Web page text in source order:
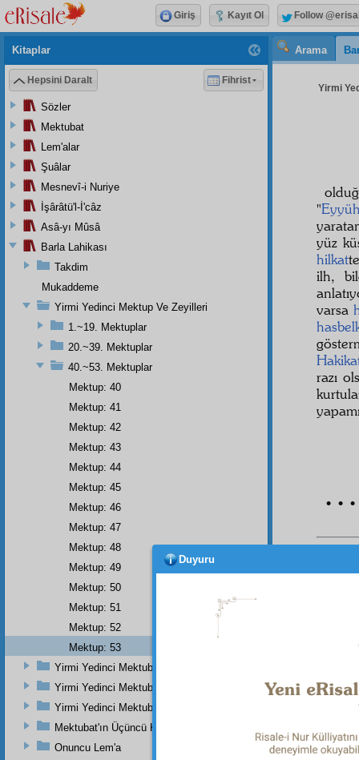
Arama
Yirmi
"
yüz
hilkat
ilh,
varsa
razı
• • •
Kitaplar
Hepsini Daralt Fihrist
Sözler
Mektubat
Lem'alar
Şuâlar
Mesnevî-i Nuriye
İşârâtü'l-İ'câz
Asâ-yı Mûsâ
Barla Lahikası
Takdim
Mukaddeme
Yirmi Yedinci Mektup Ve Zeyilleri
1.~19. Mektuplar
20.~39. Mektuplar
40.~53. Mektuplar
Mektup: 40
Mektup: 41
Mektup: 42
Mektup: 43
Mektup: 44
Mektup: 45
Mektup: 46
Mektup: 47
Mektup: 48
Mektup: 49
Mektup: 50
Mektup: 51
Mektup: 52
Mektup: 53
Yirmi Yedinci Mektubun İkinci Zeyl
Yirmi Yedinci Mektubun Üçüncü Zeyli
Yirmi Yedinci Mektubun Üçüncü Kısmı Ve Üçüncü Zeylin
Mektubat'ın Üçüncü Kısmı
Onuncu Lem'a
Giriş Kayıt Ol Follow
Duyuru